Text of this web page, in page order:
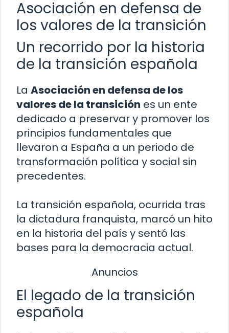
Asociación en defensa de
los valores de la transición
Un recorrido por la historia
de la transición española
La Asociación en defensa de los
valores de la transición es un ente
dedicado a preservar y promover los
principios fundamentales que
llevaron a España a un periodo de
transformación política y social sin
precedentes.
La transición española, ocurrida tras
la dictadura franquista, marcó un hito
en la historia del país y sentó las
bases para la democracia actual.
Anuncios
El legado de la transición
española